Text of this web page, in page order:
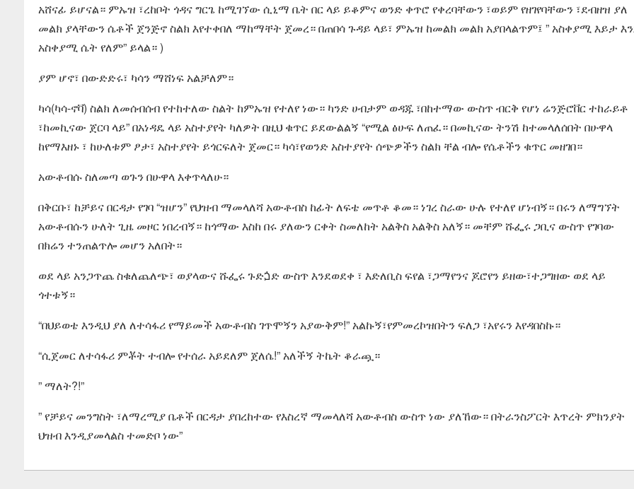
አሸናፊ ይሆናል። ምኡዝ ፣ረከቦት ጎዳና ግርጌ ከሚገኘው ሲኒማ ቤት በር ላይ ይቆምና ወንድ ቀጥሮ የቀረባቸውን ፣ወይም የዘገየባቸውን ፣ደብዘዝ ያለ
መልክ ያላቸውን ሴቶች ጀንጅኖ ስልክ እየተቀበለ ማከማቸት ጀመረ። በጠበሳ ጉዳይ ላይ፣ ምኡዝ ከመልክ መልክ አያበላልጥም፤ ” አስቀያሚ እይታ
አስቀያሚ ሴት የለም” ይላል። )
ያም ሆኖ፣ በውድድሩ፣ ካሳን ማሸነፍ አልቻለም።
ካሳ(ካሳ-ኖቫ) ስልክ ለመሰብሰብ የተከተለው ስልት ከምኡዝ የተለየ ነው። ካንድ ሀብታም ወዳጁ ፣በከተማው ውስጥ ብርቅ የሆነ ሬንጅሮቨር ተከራይቶ
፣ከመኪናው ጀርባ ላይ” በአነዳዴ ላይ አስተያየት ካለዎት በዚህ ቁጥር ይደውልልኝ “የሚል ፅሁፍ ለጠፈ። በመኪናው ትንሽ ከተመላለሰበት በሁዋላ
ከየማእዘኑ ፣ ከሁለቱም ፆታ፣ አስተያየት ይጎርፍለት ጀመር። ካሳ፣የወንድ አስተያየት ሰጭዎችን ስልክ ቸል ብሎ የሴቶችን ቁጥር መዘገበ።
አውቶብሱ ስለመጣ ወጉን በሁዋላ እቀጥላለሁ።
በቅርቡ፣ ከቻይና በርዳታ የገባ “ዝሆን” የህዝብ ማመላለሻ አውቶብስ ከፊት ለፍቴ መጥቶ ቆመ። ነገረ ስራው ሁሉ የተለየ ሆነብኝ። በሩን ለማግኘት
አውቶብሱን ሁለት ጊዜ መዞር ነበረብኝ። ከጎማው እስከ በሩ ያለውን ርቀት ስመለከት አልቅስ አልቅስ አለኝ። መቸም ሹፌሩ ጋቢና ውስጥ የገባው
በክሬን ተንጠልጥሎ መሆን አለበት።
ወደ ላይ አንጋጥጨ ስቁለጨለጭ፣ ወያላውና ሹፌሩ ጉድጏድ ውስጥ እንደወደቀ ፣ እድለቢስ ፍየል ፣ጋማየንና ጆሮየን ይዘው፣ተጋግዘው ወደ ላይ
ጎተቱኝ።
“በህይወቴ እንዲህ ያለ ለተሳፋሪ የማይመች አውቶብስ ገጥሞኝን አያውቅም!” አልኩኝ፣የምመረኮዝበትን ፍለጋ ፣አየሩን እየዳበስኩ።
“ሲጀመር ለተሳፋሪ ምቾት ተብሎ የተሰራ አይደለም ጀለሴ!” አለችኝ ትኬት ቆራጯ።
” ማለት?!”
” የቻይና መንግስት ፣ለማረሚያ ቤቶች በርዳታ ያበረከተው የእስረኛ ማመላለሻ አውቶብስ ውስጥ ነው ያለኸው። በትራንስፖርት እጥረት ምክንያት
ህዝብ እንዲያመላልስ ተመድቦ ነው”